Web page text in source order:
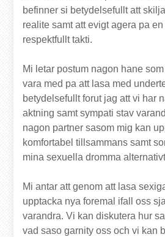
befinner si betydelsefullt att
realite samt att evigt agera pa
respektfullt takti.
Mi letar postum nagon hane
vara med pa att lasa med
betydelsefullt forut jag att vi har
aktning samt sympati stav
nagon partner sasom mig kan
komfortabel tillsammans samt
mina sexuella dromma
Mi antar att genom att lasa
upptacka nya foremal ifall oss
varandra. Vi kan diskutera hur
vad saso garnity oss och vi kan